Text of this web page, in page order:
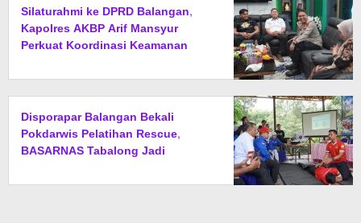
Silaturahmi ke DPRD Balangan,
Kapolres AKBP Arif Mansyur
Perkuat Koordinasi Keamanan
Disporapar Balangan Bekali
Pokdarwis Pelatihan Rescue,
BASARNAS Tabalong Jadi